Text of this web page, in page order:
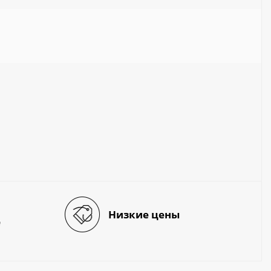
Низкие цены